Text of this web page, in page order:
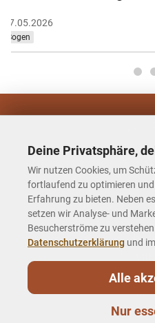
27.05.2026
Bogen
Deine Privatsphäre,
Wir nutzen Cookies, um
fortlaufend zu optimieren
Erfahrung zu bieten. Neben
setzen wir Analyse- und
Besucherströme zu
Datenschutzerklärung und im
Alle
Nur